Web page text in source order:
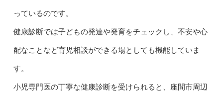
っているのです。
健康診断では子どもの発達や発育をチェックし、不安や心
配なことなど育児相談ができる場としても機能していま
す。
小児専門医の丁寧な健康診断を受けられると、座間市周辺